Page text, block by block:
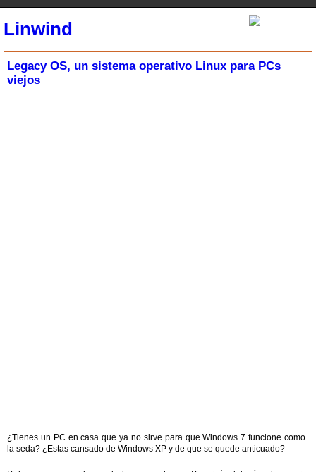
Linwind
Legacy OS, un sistema operativo Linux para PCs
viejos
¿Tienes un PC en casa que ya no sirve para que Windows 7 funcione como
la seda? ¿Estas cansado de Windows XP y de que se quede anticuado?